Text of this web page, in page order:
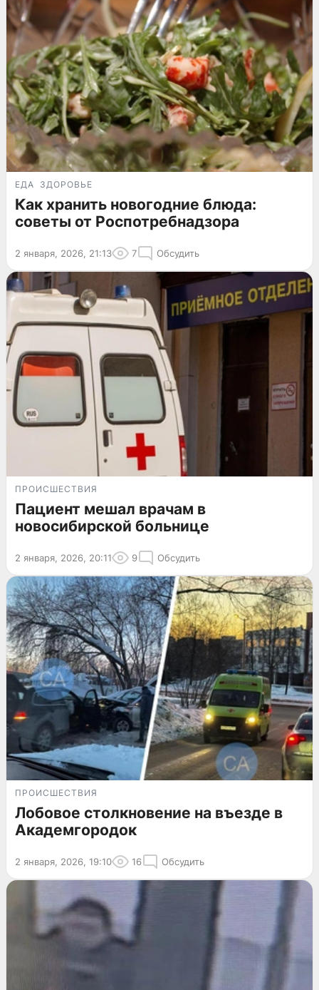
ЕДА ЗДОРОВЬЕ
Как хранить новогодние блюда:
советы от Роспотребнадзора
2 января, 2026, 21:13 7 Обсудить
ПРОИСШЕСТВИЯ
Пациент мешал врачам в
новосибирской больнице
2 января, 2026, 20:11 9 Обсудить
ПРОИСШЕСТВИЯ
Лобовое столкновение на въезде в
Академгородок
2 января, 2026, 19:10 16 Обсудить